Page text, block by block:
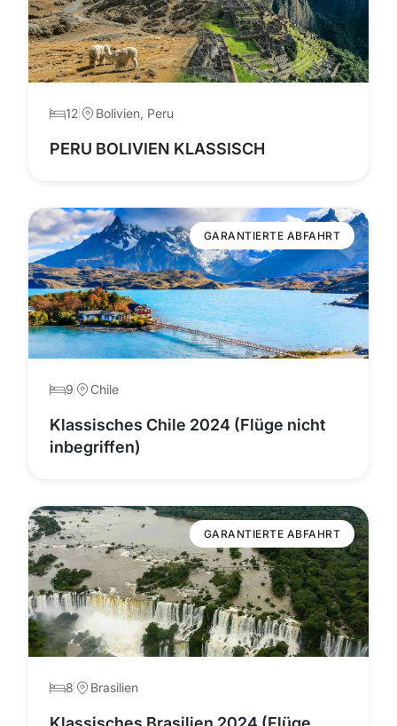
12 Bolivien, Peru
PERU BOLIVIEN KLASSISCH
GARANTIERTE ABFAHRT
9 Chile
Klassisches Chile 2024 (Flüge nicht
inbegriffen)
GARANTIERTE ABFAHRT
8 Brasilien